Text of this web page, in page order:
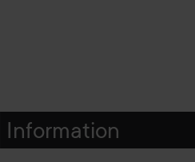
Information